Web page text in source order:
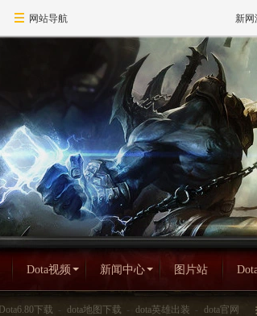
网站导航 新网
Dota视频 新闻中心 图片站
Dota6.80下载 - dota地图下载 - dota英雄出装 - dota官网